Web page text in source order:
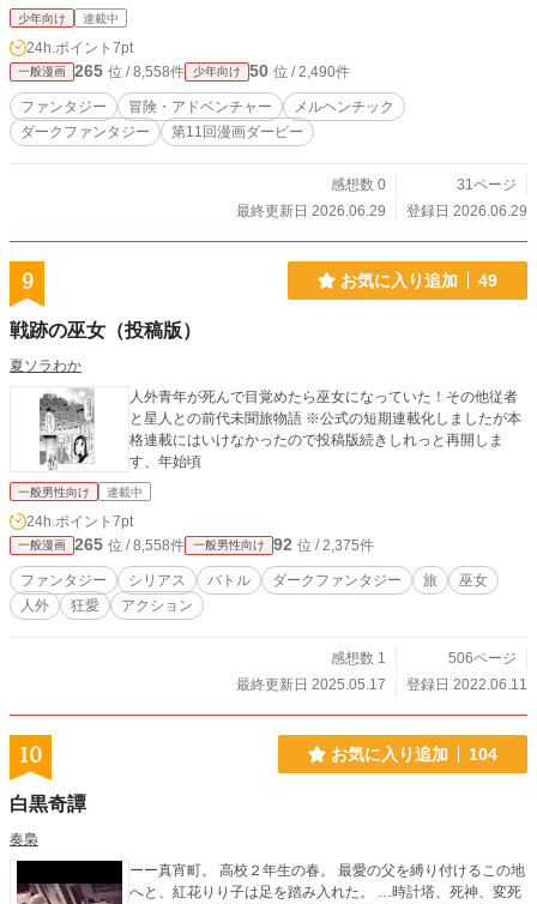
少年向け 連載中
24h.ポイント 7pt
一般漫画 265 位 / 8,558件 少年向け 50 位 / 2,490件
ファンタジー 冒険・アドベンチャー
メルヘンチック
ダークファンタジー
第11回漫画ダービー
感想数 0
31ページ
最終更新日 2026.06.29
登録日 2026.06.29
9 お気に入り追加 49
戦跡の巫女（投稿版）
夏ソラわか
人外青年が死んで目覚めたら巫女になっていた！その他従者
と星人との前代未聞旅物語 ※公式の短期連載化しましたが本
格連載にはいけなかったので投稿版続きしれっと再開しま
す、年始頃
一般男性向け 連載中
24h.ポイント 7pt
一般漫画 265 位 / 8,558件 一般男性向け 92 位 / 2,375件
ファンタジー シリアス バトル ダークファンタジー 旅
巫女
人外
狂愛 アクション
感想数 1
506ページ
最終更新日 2025.05.17
登録日 2022.06.11
10 お気に入り追加 104
白黒奇譚
奏梟
ーー真宵町。 高校２年生の春。 最愛の父を縛り付けるこの地
へと、紅花りり子は足を踏み入れた。 …時計塔、死神、変死